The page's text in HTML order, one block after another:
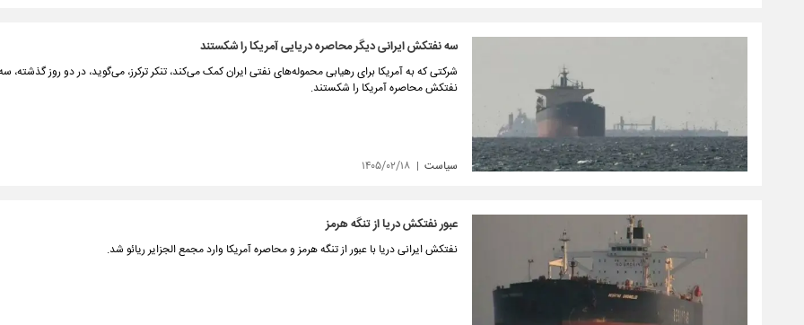
سه نفتکش ایرانی دیگر محاصره دریایی آمریکا را شکستند
شرکتی که به آمریکا برای رهیابی محموله‌های نفتی ایران کمک می‌کند، تنکر ترکرز، می‌گوید، در دو روز گذشته،
نفتکش محاصره آمریکا را شکستند.
سیاست ۱۴۰۵/۰۲/۱۸
عبور نفتکش دریا از تنگه هرمز
نفتکش ایرانی دریا با عبور از تنگه هرمز و محاصره آمریکا وارد مجمع الجزایر ریائو شد.